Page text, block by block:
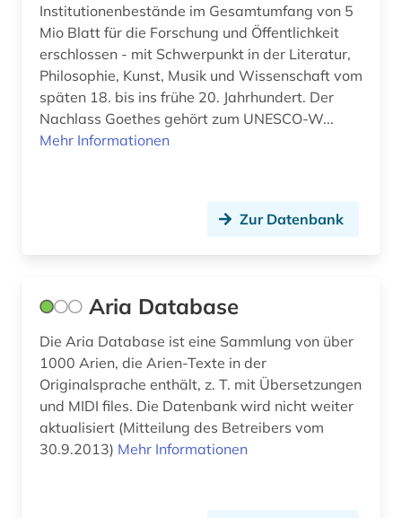
hessisches staatsarchiv marburg (1)
hispanistik (1)
hochschulschrift (2)
hochschulschriften (1)
hymnologie (1)
händel (1)
hörbuch (1)
iberoromanistik (1)
igor (1)
Institutionenbestände im Gesamtumfang von 5
Mio Blatt für die Forschung und Öffentlichkeit
erschlossen - mit Schwerpunkt in der Literatur,
Philosophie, Kunst, Musik und Wissenschaft vom
späten 18. bis ins frühe 20. Jahrhundert. Der
Nachlass Goethes gehört zum UNESCO-W...
Mehr Informationen
Zur Datenbank
Aria Database
Die Aria Database ist eine Sammlung von über
1000 Arien, die Arien-Texte in der
Originalsprache enthält, z. T. mit Übersetzungen
und MIDI files. Die Datenbank wird nicht weiter
aktualisiert (Mitteilung des Betreibers vom
30.9.2013) Mehr Informationen